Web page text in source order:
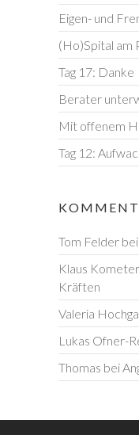
Eigen- und
(Ho)Spital am
Tag 17: Danke
Berater
Mit offenem
Tag 12:
Tom Felder bei
Klaus Kometer
Kräften
Valeria
Lukas Ofner-
Thomas bei